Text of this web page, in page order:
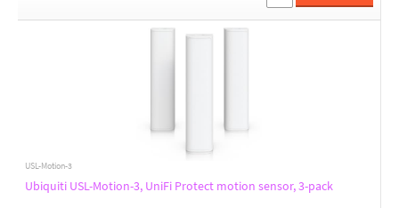
USL-Motion-3
Ubiquiti USL-Motion-3, UniFi Protect motion sensor, 3-pack